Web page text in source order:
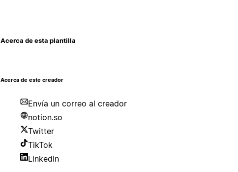
Acerca de esta plantilla
Acerca de este creador
Envía un correo al creador
notion.so
Twitter
TikTok
LinkedIn